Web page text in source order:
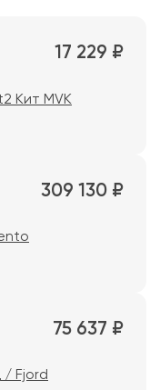
17 229 ₽
Кит MVK
309 130 ₽
75 637 ₽
/ Fjord